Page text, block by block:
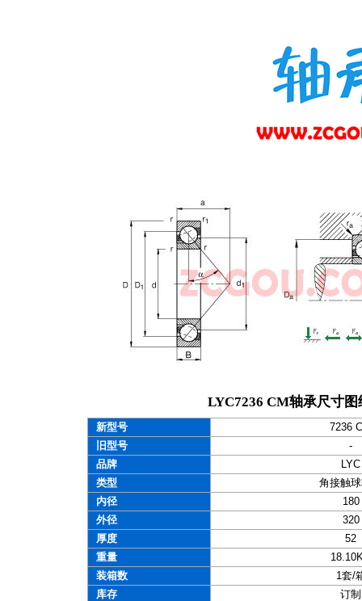
LYC7236 CM轴承尺寸图
新型号
7236
旧型号
-
品牌
LYC
类型
角接触
内径
180
外径
320
厚度
52
重量
装箱数
1套/
库存
订制